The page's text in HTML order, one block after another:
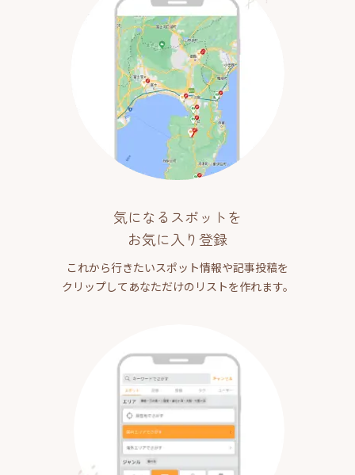
気になるスポットを
お気に入り登録
これから行きたいスポット情報や記事投稿を
クリップしてあなただけのリストを作れます。